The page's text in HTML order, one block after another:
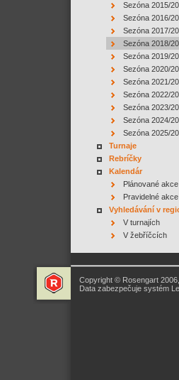
Sezóna 2015/
Sezóna 2016/
Sezóna 2017/
Sezóna 2018/
Sezóna 2019/
Sezóna 2020/
Sezóna 2021/
Sezóna 2022/
Sezóna 2023/
Sezóna 2024/
Sezóna 2025/
Turnaje
Rebríčky
Kalendár
Plánované akce
Pravidelné akce
Vyhledávání v
V turnajích
V žebříčcích
Copyright © Rosengart
Data zabezpečuje systém